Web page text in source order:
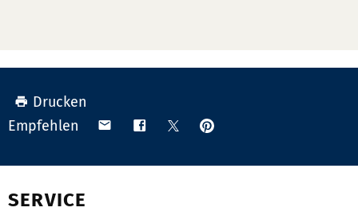
Drucken
Empfehlen
Teilen Teilen TeilenAnpinnen
SERVICE